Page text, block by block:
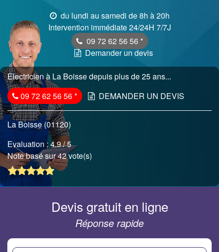
du lundi au samedi de 8h à 20h
Intervention immédiate 24/24H 7/7J
09 72 62 56 56 *
Demander un devis
Electricien à La Boisse depuis plus de 25 ans...
09 72 62 56 56* DEMANDER UN DEVIS
La Boisse (01120)
Evaluation :4.9/ 5
Note basé sur 42 vote(s)
Devis gratuit en ligne
Réponse rapide